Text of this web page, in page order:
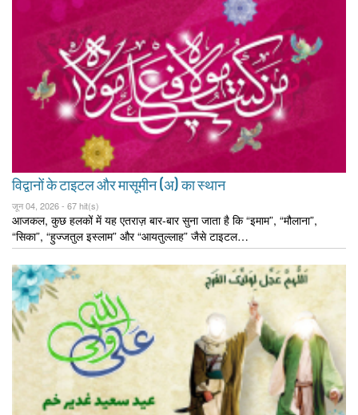
विद्वानों के टाइटल और मासूमीन (अ) का स्थान
जून 04, 2026 - 67 hit(s)
आजकल, कुछ हलकों में यह एतराज़ बार-बार सुना जाता है कि “इमाम”, “मौलाना”,
“सिका”, “हुज्जतुल इस्लाम” और “आयतुल्लाह” जैसे टाइटल…